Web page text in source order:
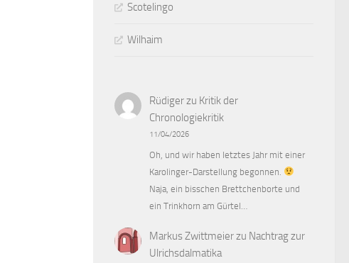
Scotelingo
Wilhaim
Rüdigerzu Kritik der
Chronologiekritik
11/04/2026
Oh, und wir haben letztes Jahr mit einer
Karolinger-Darstellung begonnen.
Naja, ein bisschen Brettchenborte und
ein Trinkhorn am Gürtel…
Markus Zwittmeierzu Nachtrag zur
Ulrichsdalmatika